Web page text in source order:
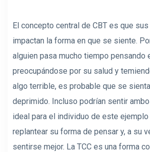
El concepto central de CBT es que
impactan la forma en que se siente.
alguien pasa mucho tiempo pensando
preocupándose por su salud y
algo terrible, es probable que se
deprimido. Incluso podrían sentir
ideal para el individuo de este
replantear su forma de pensar y, a su
sentirse mejor. La TCC es una forma